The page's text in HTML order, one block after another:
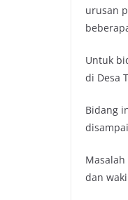
urusan
Untuk
di Desa
Bidang
dan